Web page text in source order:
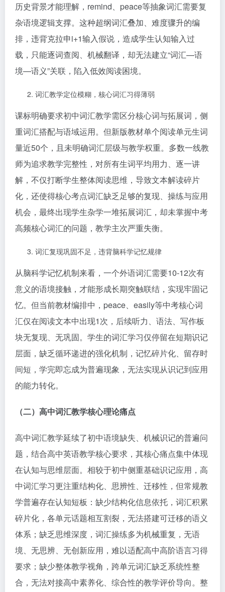
历史背景才能理解，remind、peace等抽象词汇需要复
杂语境逻辑支撑。这种超纲词汇叠加、难度骤升的编
排，违背克拉申i+1输入假说，造成学生认知输入过
载，只能逐词查阅、机械翻译，却无法建立“词汇—语
境—语义”关联，陷入低效阅读困境。
词汇教学定位模糊，核心词汇习得薄弱
课标明确要求初中词汇教学需区分核心词与拓展词，侧
重词汇搭配与语域运用。但新版教材单个阅读单元生词
量近50个，且未明确词汇层级与教学权重。多数一线教
师为追求教学完整性，对所有生词平均用力、逐一讲
解，不仅打断学生整体阅读思维，导致文本解读碎片
化，还使得核心考点词汇缺乏足够的复现、操练与应用
机会，最终出现学生杂学一堆拓展词汇，却未掌握中考
高频核心词汇的问题，教学主次严重失衡。
词汇复现巩固不足，违背脑科学记忆规律
从脑科学记忆机制来看，一个外语词汇需要10-12次有
意义的语境接触，才能形成长期突触联结，实现牢固记
忆。但当前教材编排中，peace、easily等中考核心词
汇仅在阅读文本中出现1次，后续听力、语法、写作板
块无复现、无巩固。学生的词汇学习仅停留在短期识记
层面，缺乏循环递进的强化机制，记忆碎片化、留存时
间短，学完即忘成为普遍现象，无法实现从识记到应用
的能力转化。
（二）高中词汇教学核心理论痛点
高中词汇教学延续了初中语境缺失、机械识记的普遍问
题，结合高中英语教学核心要求，其核心痛点集中体现
在认知与思维层面。相较于初中侧重基础识记应用，高
中词汇学习更注重结构化、思辨性、迁移性，但常规教
学普遍存在认知短板：缺少结构化信息依托，词汇积累
碎片化，各单元话题相互割裂，无法搭建可迁移的语义
体系；缺乏思维深度，词汇操练多为机械重复，无语
境、无思辨、无创新应用，难以适配高中高阶语言习得
要求；缺少整体教学视角，跨单元词汇缺乏系统性整
合，无法对接高中素养化、综合性的教学评价导向。整